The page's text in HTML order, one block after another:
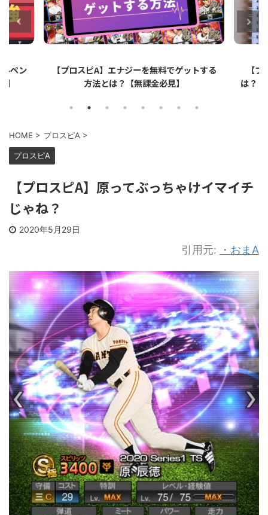
する
【プロスピA】ペーパーライクフィルムと
は？リアタイでのメリット・デメリットを解
【
HOME > プロスピA
【プロスピA】原ってぶっちゃけイマイチ
じゃね？